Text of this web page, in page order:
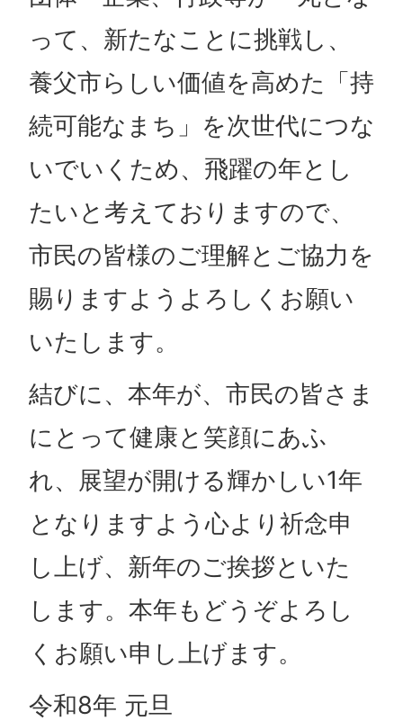
って、新たなことに挑戦し、
養父市らしい価値を高めた「持
続可能なまち」を次世代につな
いでいくため、飛躍の年とし
たいと考えておりますので、
市民の皆様のご理解とご協力を
賜りますようよろしくお願い
いたします。
結びに、本年が、市民の皆さま
にとって健康と笑顔にあふ
れ、展望が開ける輝かしい1年
となりますよう心より祈念申
し上げ、新年のご挨拶といた
します。本年もどうぞよろし
くお願い申し上げます。
令和8年 元旦